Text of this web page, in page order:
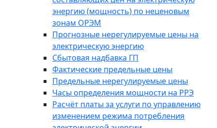
энергию (мощность) по неценовым
зонам ОРЭМ
Прогнозные нерегулируемые цены на
электрическую энергию
Сбытовая надбавка ГП
Фактические предельные цены
Предельные нерегулируемые цены
Часы определения мощности на РРЭ
Расчёт платы за услуги по управлению
изменением режима потребления